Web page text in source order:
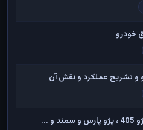
خودرو
و تشریح عملکرد و نقش آن
...